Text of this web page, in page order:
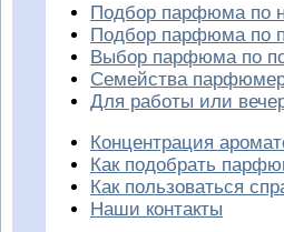
Подбор парфюма по
Подбор парфюма по
Выбор парфюма по
Семейства
Для работы или
Концентрация
Как подобрать
Как пользоваться
Наши контакты